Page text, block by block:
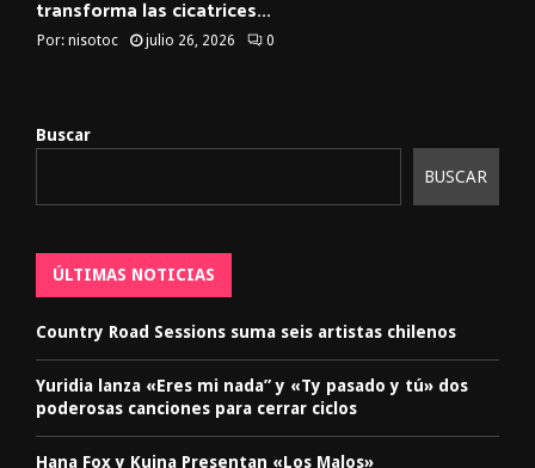
transforma las cicatrices...
Por: nisotoc julio 26, 2026 0
Buscar
BUSCAR
ÚLTIMAS NOTICIAS
Country Road Sessions suma seis artistas chilenos
Yuridia lanza «Eres mi nada” y «Ty pasado y tú» dos
poderosas canciones para cerrar ciclos
Hana Fox y Kuina Presentan «Los Malos»